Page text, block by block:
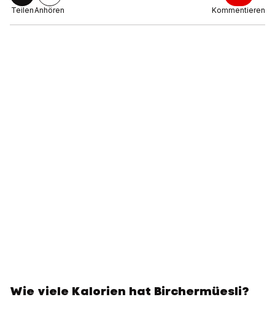
TeilenAnhören Kommentieren
Wie viele Kalorien hat Birchermüesli?